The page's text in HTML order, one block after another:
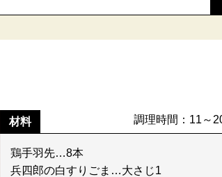
材料 調理時間：11～
鶏手羽先…8本
兵四郎の白すりごま…大さじ1